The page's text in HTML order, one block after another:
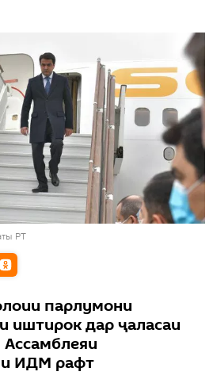
РТ
парлумони
иштирок дар ҷаласаи
ИДМ рафт